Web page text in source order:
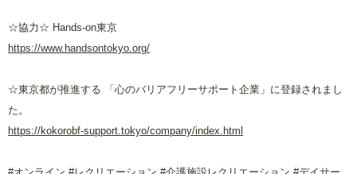
☆協力☆ Hands-on東京
https://www.handsontokyo.org/
☆東京都が推進する 「心のバリアフリーサポート企業」に登録されまし
た。
https://kokorobf-support.tokyo/company/index.html